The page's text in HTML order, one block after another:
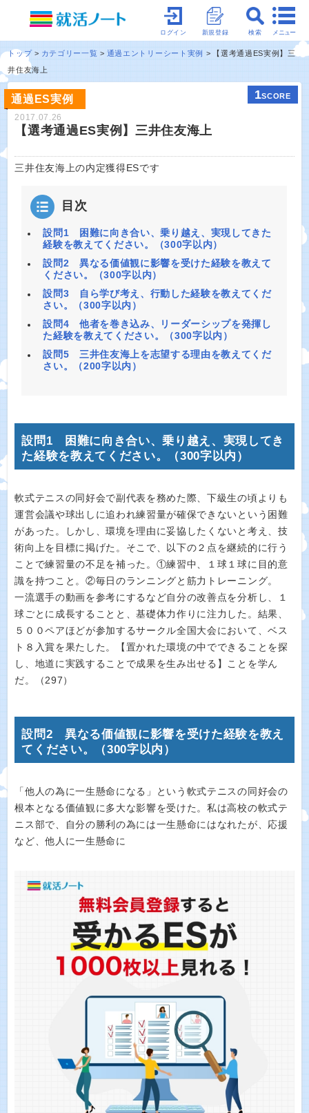
メニュー
検索
新規登録
ログイン
トップ カテゴリー一覧 通過エントリーシート実例
【選考通過ES実例】三
井住友海上
通過ES実例 1SCORE
2017.07.26
【選考通過ES実例】三井住友海上
三井住友海上の内定獲得ESです
目次
設問1 困難に向き合い、乗り越え、実現してきた
経験を教えてください。（300字以内）
設問2 異なる価値観に影響を受けた経験を教えて
ください。（300字以内）
設問3 自ら学び考え、行動した経験を教えてくだ
さい。（300字以内）
設問4 他者を巻き込み、リーダーシップを発揮し
た経験を教えてください。（300字以内）
設問5 三井住友海上を志望する理由を教えてくだ
さい。（200字以内）
設問1 困難に向き合い、乗り越え、実現してき
た経験を教えてください。（300字以内）
軟式テニスの同好会で副代表を務めた際、下級生の頃よりも
運営会議や球出しに追われ練習量が確保できないという困難
があった。しかし、環境を理由に妥協したくないと考え、技
術向上を目標に掲げた。そこで、以下の２点を継続的に行う
ことで練習量の不足を補った。①練習中、１球１球に目的意
識を持つこと。②毎日のランニングと筋力トレーニング。
一流選手の動画を参考にするなど自分の改善点を分析し、１
球ごとに成長することと、基礎体力作りに注力した。結果、
５００ペアほどが参加するサークル全国大会において、ベス
ト８入賞を果たした。【置かれた環境の中でできることを探
し、地道に実践することで成果を生み出せる】ことを学ん
だ。（297）
設問2 異なる価値観に影響を受けた経験を教え
てください。（300字以内）
「他人の為に一生懸命になる」という軟式テニスの同好会の
根本となる価値観に多大な影響を受けた。私は高校の軟式テ
ニス部で、自分の勝利の為には一生懸命にはなれたが、応援
など、他人に一生懸命に